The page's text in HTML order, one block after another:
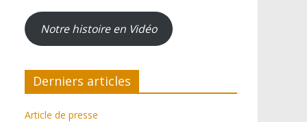
Notre histoire en Vidéo
Derniers articles
Article de presse